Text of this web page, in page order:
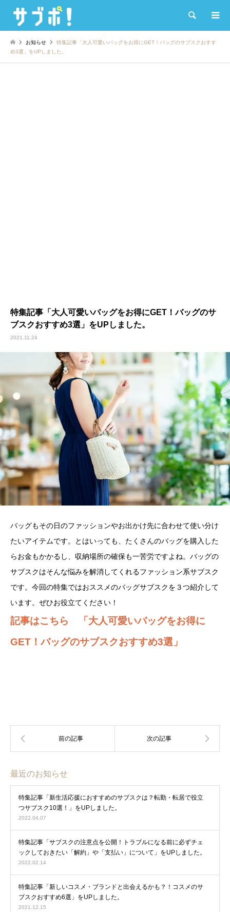
検索
お知らせ
特集記事「大人可愛いバッグをお得にGET！バッグのサブスクおすす
め3選」をUPしました。
特集記事「大人可愛いバッグをお得にGET！バッグのサ
ブスクおすすめ3選」をUPしました。
2021.11.24
バッグもその日のファッションやお出かけ先に合わせて使い分け
たいアイテムです。とはいっても、たくさんのバッグを購入した
らお金もかかるし、収納場所の確保も一苦労ですよね。バッグの
サブスクはそんな悩みを解消してくれるファッション系サブスク
です。今回の特集ではおススメのバッグサブスクを３つ紹介して
います。ぜひお役立てください！
記事はこちら 「大人可愛いバッグをお得に
GET！バッグのサブスクおすすめ3選」
最近のお知らせ
特集記事「新生活応援におすすめのサブスクは？転勤・転居で役立
つサブスク10選！」をUPしました。
2022.04.07
特集記事「サブスクの注意点を公開！トラブルになる前に必ずチェ
ックしておきたい「解約」や「支払い」について」をUPしました。
2022.02.14
特集記事「新しいコスメ・ブランドと出会えるかも？！コスメのサ
ブスクおすすめ6選」をUPしました。
2021.12.15